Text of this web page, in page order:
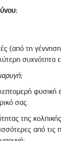
(από τη
συχνότητα
φυσική
σας.
της
από